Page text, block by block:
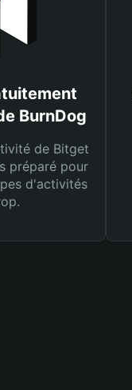
BurnDog
de Bitget
préparé pour
d'activités